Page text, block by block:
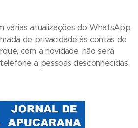
várias atualizações do WhatsApp,
de privacidade às contas de
com a novidade, não será
a pessoas desconhecidas,